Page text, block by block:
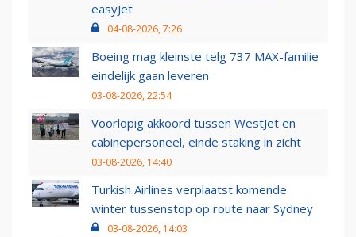
easyJet
04-08-2026, 7:26
Boeing mag kleinste telg 737 MAX-familie
eindelijk gaan leveren
03-08-2026, 22:54
Voorlopig akkoord tussen WestJet en
cabinepersoneel, einde staking in zicht
03-08-2026, 14:40
Turkish Airlines verplaatst komende
winter tussenstop op route naar Sydney
03-08-2026, 14:03